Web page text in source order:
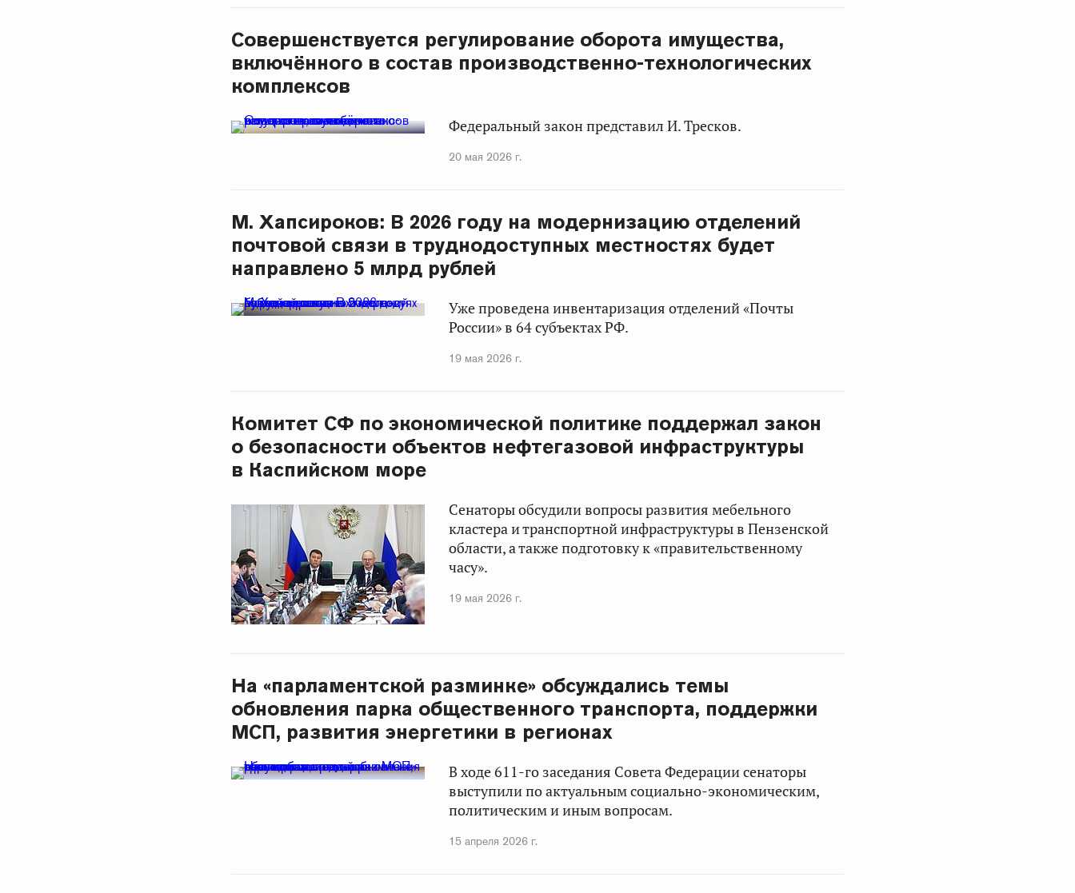
Совершенствуется регулирование оборота имущества,
включённого в состав производственно-технологических
комплексов
Федеральный закон представил И. Тресков.
20 мая 2026 г.
М. Хапсироков: В 2026 году на модернизацию отделений
почтовой связи в труднодоступных местностях будет
направлено 5 млрд рублей
Уже проведена инвентаризация отделений «Почты
России» в 64 субъектах РФ.
19 мая 2026 г.
Комитет СФ по экономической политике поддержал закон
о безопасности объектов нефтегазовой инфраструктуры
в Каспийском море
Сенаторы обсудили вопросы развития мебельного
кластера и транспортной инфраструктуры в Пензенской
области, а также подготовку к «правительственному
часу».
19 мая 2026 г.
На «парламентской разминке» обсуждались темы
обновления парка общественного транспорта, поддержки
МСП, развития энергетики в регионах
В ходе 611-го заседания Совета Федерации сенаторы
выступили по актуальным социально-экономическим,
политическим и иным вопросам.
15 апреля 2026 г.